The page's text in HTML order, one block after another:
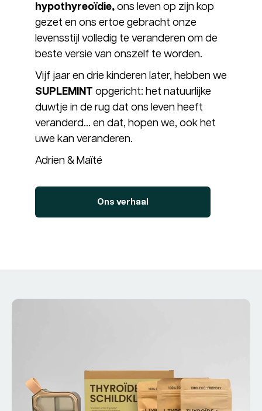
hypothyreoïdie, ons leven op zijn kop
gezet en ons ertoe gebracht onze
levensstijl volledig te veranderen om de
beste versie van onszelf te worden.
Vijf jaar en drie kinderen later, hebben we
SUPLEMINT opgericht: het natuurlijke
duwtje in de rug dat ons leven heeft
veranderd… en dat, hopen we, ook het
uwe kan veranderen.
Adrien & Maïté
Ons verhaal